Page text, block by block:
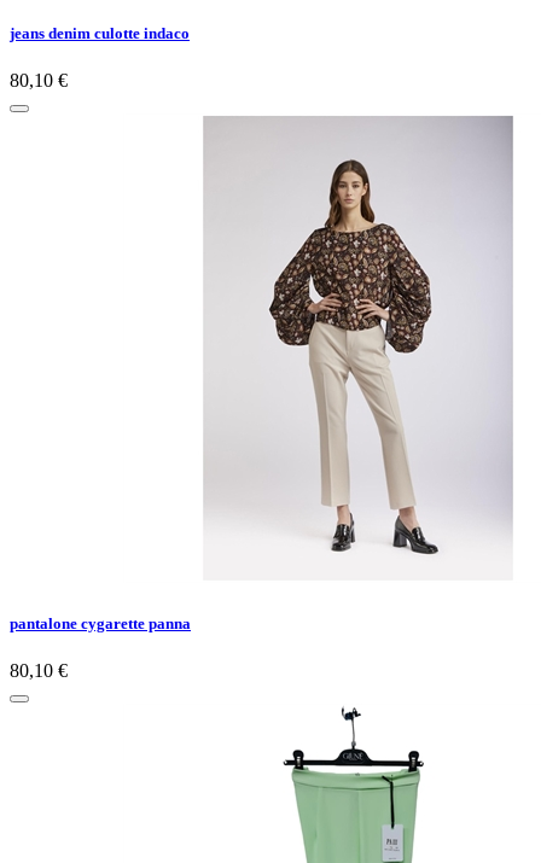
jeans denim culotte indaco
80,10 €
pantalone cygarette panna
80,10 €